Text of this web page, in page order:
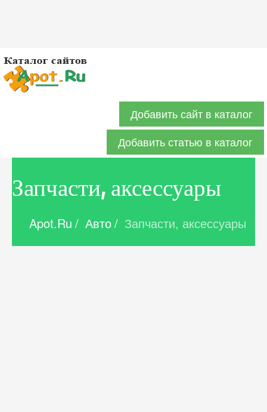
Добавить сайт в каталог
Добавить статью в каталог
Запчасти, аксессуары
Apot.Ru / Авто/ Запчасти, аксессуары